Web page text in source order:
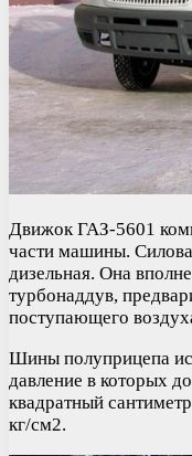
Движок ГАЗ-5601
части машины.
дизельная. Она
турбонаддув,
поступающего
Шины полуприцепа
давление в которых
квадратный
кг/см2.